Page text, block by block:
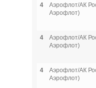
4
Аэрофлот/АК
Аэрофлот)
4
Аэрофлот/АК
Аэрофлот)
4
Аэрофлот/АК
Аэрофлот)